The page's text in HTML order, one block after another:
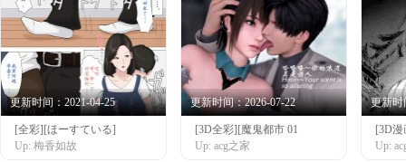
更新时间：2021-04-25
[全彩][ほーすている]
Up: 梅香如故
更新时间：2026-07-22
[3D全彩][魔鬼都市 01
Up: acg之家
更新时
[3D
Up: